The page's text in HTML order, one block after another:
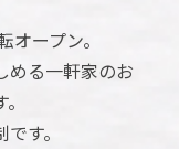
ープン。
める一軒家のお
す。